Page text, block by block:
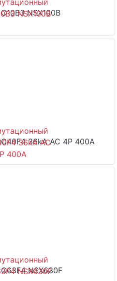
NSX100B
36kA AC 4P 400A
NSX630F